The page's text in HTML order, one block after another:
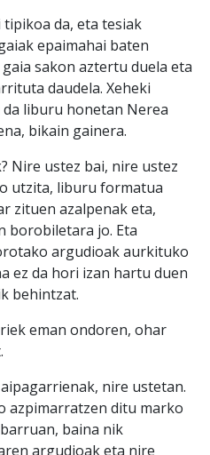
da, eta tesiak
epaimahai baten
sakon aztertu duela eta
daudela. Xeheki
liburu honetan Nerea
bikain gainera.
Nire ustez bai, nire ustez
utzita, liburu formatua
zituen azalpenak eta,
borobiletara jo. Eta
argudioak aurkituko
ez da hori izan hartu duen
behintzat.
eman ondoren, ohar
nire ustetan.
azpimarratzen ditu marko
baina nik
argudioak eta nire